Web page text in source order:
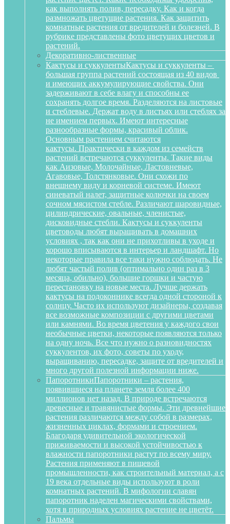
как выполнять полив, пересадку. Как и когда
размножать цветущие растения. Как защитить
комнатные растения от вредителей и болезней. В
рубрике представлены фото цветущих цветов и
растений.
Декоративно-лиственные
Кактусы и суккулентыКактусы и суккуленты –
большая группа растений состоящая из 40 видов
и имеющих аккумулирующие свойства. Они
задерживают в себе влагу и способны ее
сохранять долгое время. Разделяются на листовые
и стеблевые. Держат воду в листьях или стеблях за
не имением первых. Имеют интересные
разнообразные формы, красивый облик.
Основным растением считаются
кактусы. Практически в каждом из семейств
растений встречаются суккуленты. Такие виды
как Аизовые, Молочайные, Ластовневые,
Агавовые, Толстянковые. Они схожи по
внешнему виду и корневой системе. Имеют
синеватый налет, защитные колючки на своем
сочном мясистом стебле. Различают шаровидные,
цилиндрические, овальные, членистые,
дисковидные стебли. Кактусы и суккуленты
цветоводы любят выращивать в домашних
условиях , так как они не прихотливы в уходе и
хорошо вписываются в интерьер и ландшафт. Но
некоторые правила все таки нужно соблюдать. Не
любят частый полив (оптимально один раз в 3
месяца, обильно), большие горшки и частую
перестановку на новые места. Лучше держать
кактусы на подоконнике всегда одной стороной к
солнцу. Часто их используют дизайнеры, создавая
все возможные композиции с другими цветами
или камнями. Во время цветения у каждого свои
необычные цветки, некоторые появляются только
на одну ночь. Все что нужно о разновидностях
суккулентов, их фото, советы по уходу,
выращиванию, пересадке, защите от вредителей и
много другой полезной информации ниже.
ПапоротникиПапоротники – растения,
появившиеся на планете земля более 400
миллионов нет назад. В природе встречаются
древесные и травянистые формы. Эти древнейшие
растения различаются между собой в размерах,
жизненных циклах, формами и строением.
Благодаря удивительной экологической
приживаемости и высокой устойчивостью к
влажности папоротники растут по всему миру.
Растения применяют в пищевой
промышленности, как строительный материал, а с
19 века отдельные виды используют в роли
комнатных растений. В мифологии славян
папоротник наделен магическими свойствами,
хотя в природных условиях растение не цветёт.
Пальмы